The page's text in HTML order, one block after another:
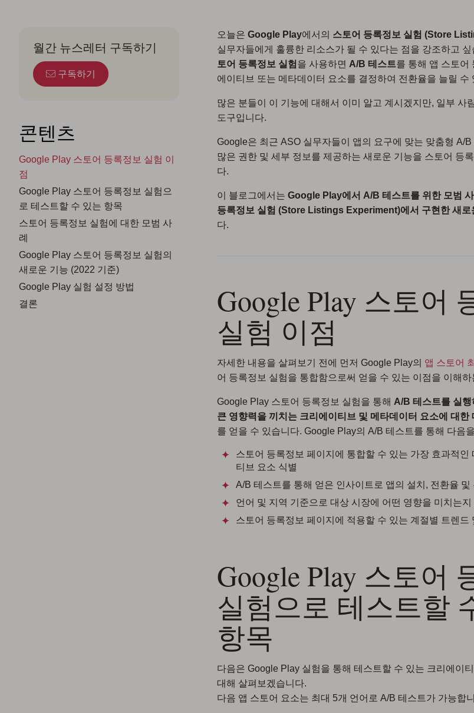
월간 뉴스레터 구독하기
구독하기
콘텐츠
Google Play 스토어 등록정보 실험 이
점
Google Play 스토어 등록정보 실험으
로 테스트할 수 있는 항목
스토어 등록정보 실험에 대한 모범 사
례
Google Play 스토어 등록정보 실험의
새로운 기능 (2022 기준)
Google Play 실험 설정 방법
결론
오늘은 Google Play에서의 스토어 등록정보 실험 (Store
실무자들에게 훌륭한 리소스가 될 수 있다는 점을 강조하고 싶
토어 등록정보 실험 을 사용하면 A/B 테스트를 통해 앱 스토어
에이티브 또는 메타데이터 요소를 결정하여 전환율을 늘릴 수
많은 분들이 이 기능에 대해서 이미 알고 계시겠지만, 일부 사
도구입니다.
Google은 최근 ASO 실무자들이 앱의 요구에 맞는 맞춤형 A/
많은 권한 및 세부 정보를 제공하는 새로운 기능을 스토어 등
다.
이 블로그에서는 Google Play에서 A/B 테스트를 위한 모범
등록정보 실험 (Store Listings Experiment)에서 구현한 새로
다.
Google Play 스토어
실험 이점
자세한 내용을 살펴보기 전에 먼저 Google Play의 앱 스토어
어 등록정보 실험을 통합함으로써 얻을 수 있는 이점을 이해
Google Play 스토어 등록정보 실험을 통해 A/B 테스트를 실
큰 영향력을 끼치는 크리에이티브 및 메타데이터 요소에 대한
를 얻을 수 있습니다. Google Play의 A/B 테스트를 통해 다음
스토어 등록정보 페이지에 통합할 수 있는 가장 효과적인
티브 요소 식별
A/B 테스트를 통해 얻은 인사이트로 앱의 설치, 전환율 및
언어 및 지역 기준으로 대상 시장에 어떤 영향을 미치는지
스토어 등록정보 페이지에 적용할 수 있는 계절별 트렌드
Google Play 스토어
실험으로 테스트할
항목
다음은 Google Play 실험을 통해 테스트할 수 있는 크리에이
대해 살펴보겠습니다.
다음 앱 스토어 요소는 최대 5개 언어로 A/B 테스트가 가능합